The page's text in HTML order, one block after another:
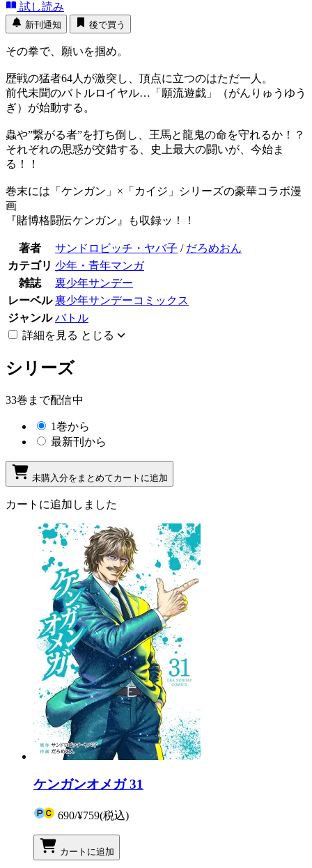
試し読み
新刊通知 後で買う
その拳で、願いを掴め。
歴戦の猛者64人が激突し、頂点に立つのはただ一人。
前代未聞のバトルロイヤル…「願流遊戯」（がんりゅうゆう
ぎ）が始動する。
蟲や”繋がる者”を打ち倒し、王馬と龍鬼の命を守れるか！？
それぞれの思惑が交錯する、史上最大の闘いが、今始ま
る！！
巻末には「ケンガン」×「カイジ」シリーズの豪華コラボ漫
画
『賭博格闘伝ケンガン』も収録ッ！！
著者 サンドロビッチ・ヤバ子 / だろめおん
カテゴリ 少年・青年マンガ
雑誌
裏少年サンデー
レーベル 裏少年サンデーコミックス
ジャンル バトル
詳細を見る とじる
シリーズ
33巻まで配信中
1巻から
最新刊から
未購入分をまとめてカートに追加
カートに追加しました
ケンガンオメガ 31
690/¥759(税込)
カートに追加